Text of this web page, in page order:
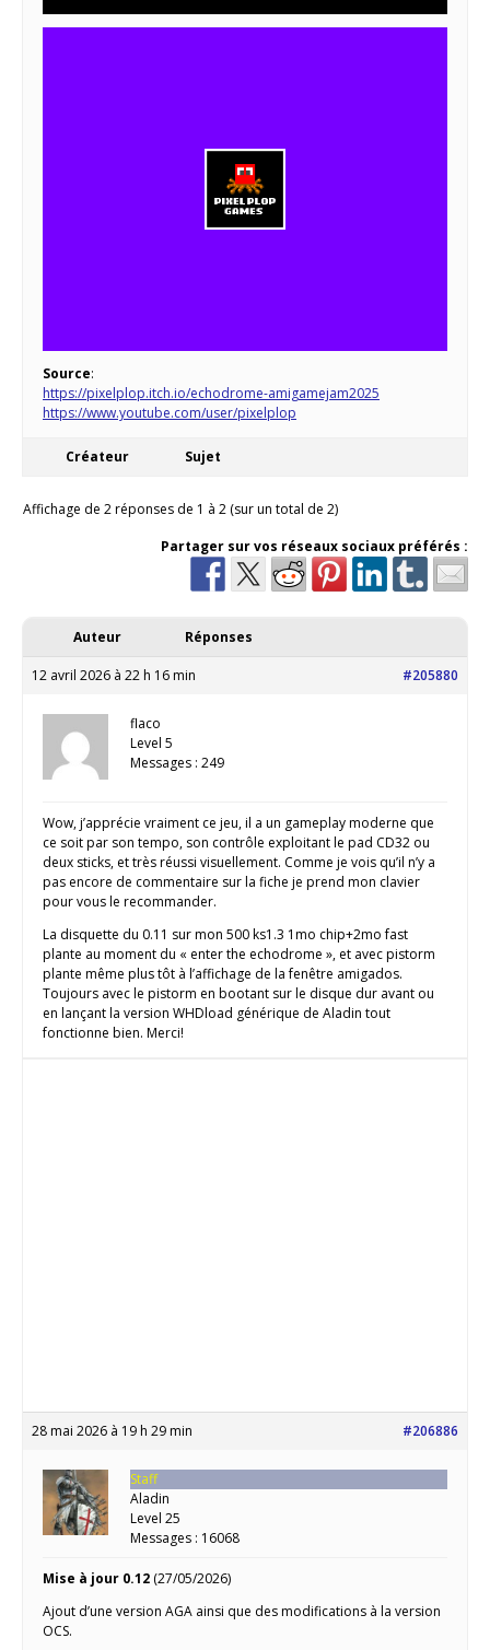
Source:
https://pixelplop.itch.io/echodrome-amigamejam2025
https://www.youtube.com/user/pixelplop
Créateur Sujet
Affichage de 2 réponses de 1 à 2 (sur un total de 2)
Partager sur vos réseaux sociaux préférés :
Auteur Réponses
12 avril 2026 à 22 h 16 min #205880
flaco
Level 5
Messages : 249
Wow, j’apprécie vraiment ce jeu, il a un gameplay moderne que
ce soit par son tempo, son contrôle exploitant le pad CD32 ou
deux sticks, et très réussi visuellement. Comme je vois qu’il n’y a
pas encore de commentaire sur la fiche je prend mon clavier
pour vous le recommander.
La disquette du 0.11 sur mon 500 ks1.3 1mo chip+2mo fast
plante au moment du « enter the echodrome », et avec pistorm
plante même plus tôt à l’affichage de la fenêtre amigados.
Toujours avec le pistorm en bootant sur le disque dur avant ou
en lançant la version WHDload générique de Aladin tout
fonctionne bien. Merci!
28 mai 2026 à 19 h 29 min #206886
Staff
Aladin
Level 25
Messages : 16068
Mise à jour 0.12 (27/05/2026)
Ajout d’une version AGA ainsi que des modifications à la version
OCS.